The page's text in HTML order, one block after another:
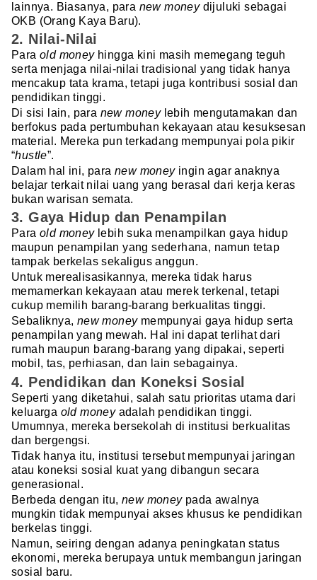
lainnya. Biasanya, para new money dijuluki sebagai
OKB (Orang Kaya Baru).
2. Nilai-Nilai
Para old money hingga kini masih memegang teguh
serta menjaga nilai-nilai tradisional yang tidak hanya
mencakup tata krama, tetapi juga kontribusi sosial dan
pendidikan tinggi.
Di sisi lain, para new money lebih mengutamakan dan
berfokus pada pertumbuhan kekayaan atau kesuksesan
material. Mereka pun terkadang mempunyai pola pikir
“hustle”.
Dalam hal ini, para new moneyingin agar anaknya
belajar terkait nilai uang yang berasal dari kerja keras
bukan warisan semata.
3. Gaya Hidup dan Penampilan
Para old money lebih suka menampilkan gaya hidup
maupun penampilan yang sederhana, namun tetap
tampak berkelas sekaligus anggun.
Untuk merealisasikannya, mereka tidak harus
memamerkan kekayaan atau merek terkenal, tetapi
cukup memilih barang-barang berkualitas tinggi.
Sebaliknya, new money mempunyai gaya hidup serta
penampilan yang mewah. Hal ini dapat terlihat dari
rumah maupun barang-barang yang dipakai, seperti
mobil, tas, perhiasan, dan lain sebagainya.
4. Pendidikan dan Koneksi Sosial
Seperti yang diketahui, salah satu prioritas utama dari
keluarga old money adalah pendidikan tinggi.
Umumnya, mereka bersekolah di institusi berkualitas
dan bergengsi.
Tidak hanya itu, institusi tersebut mempunyai jaringan
atau koneksi sosial kuat yang dibangun secara
generasional.
Berbeda dengan itu, new money pada awalnya
mungkin tidak mempunyai akses khusus ke pendidikan
berkelas tinggi.
Namun, seiring dengan adanya peningkatan status
ekonomi, mereka berupaya untuk membangun jaringan
sosial baru.